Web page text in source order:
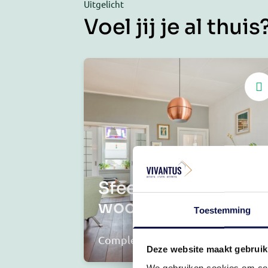
Toestemming
Deze website maakt
Uitgelicht
Voel jij je al
Sfeervolle
woonkamer
Complete badkamer